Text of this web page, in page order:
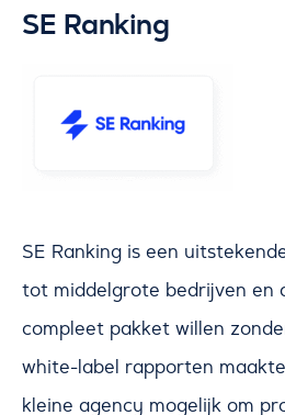
SE Ranking
SE Ranking is een
tot middelgrote bedrijven en
compleet pakket willen
white-label rapporten
kleine agency mogelijk om